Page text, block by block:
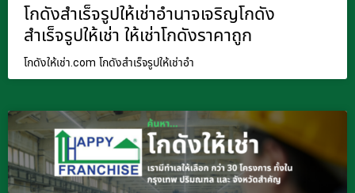
โกดังสำเร็จรูปให้เช่าอำนาจเจริญโกดัง
สำเร็จรูปให้เช่า ให้เช่าโกดังราคาถูก
โกดังให้เช่า.com โกดังสำเร็จรูปให้เช่าอำ